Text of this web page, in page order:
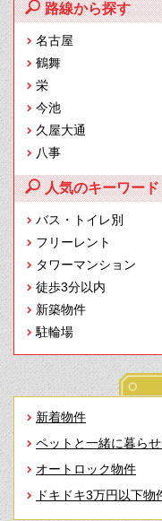
路線から探す
名古屋
鶴舞
栄
今池
久屋大通
八事
人気のキーワード
バス・トイレ別
フリーレント
タワーマンション
徒歩3分以内
新築物件
駐輪場
新着物件
ペットと一緒に暮ら
オートロック物件
ドキドキ3万円以下物